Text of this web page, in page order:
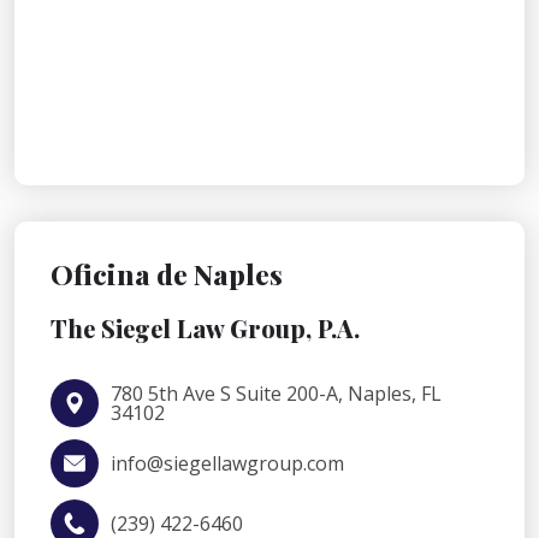
Oficina de Naples
The Siegel Law Group, P.A.
780 5th Ave S Suite 200-A, Naples, FL
34102
info@siegellawgroup.com
(239) 422-6460